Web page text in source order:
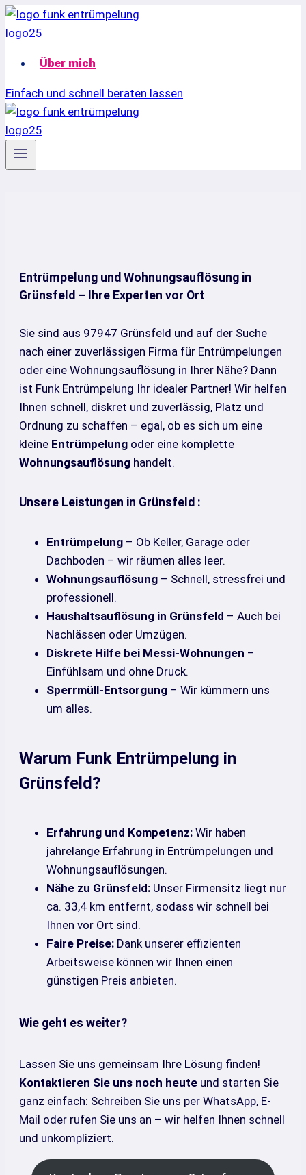
Zum
Inhalt
Über mich
Einfach und schnell beraten lassen
Entrümpelung und Wohnungsauflösung in
Grünsfeld – Ihre Experten vor Ort
Sie sind aus 97947 Grünsfeld und auf der Suche
nach einer zuverlässigen Firma für Entrümpelungen
oder eine Wohnungsauflösung in Ihrer Nähe? Dann
ist Funk Entrümpelung Ihr idealer Partner! Wir helfen
Ihnen schnell, diskret und zuverlässig, Platz und
Ordnung zu schaffen – egal, ob es sich um eine
kleine Entrümpelung oder eine komplette
Wohnungsauflösung handelt.
Unsere Leistungen in Grünsfeld :
Entrümpelung – Ob Keller, Garage oder
Dachboden – wir räumen alles leer.
Wohnungsauflösung – Schnell, stressfrei und
professionell.
Haushaltsauflösung in Grünsfeld – Auch bei
Nachlässen oder Umzügen.
Diskrete Hilfe bei Messi-Wohnungen –
Einfühlsam und ohne Druck.
Sperrmüll-Entsorgung – Wir kümmern uns
um alles.
Warum Funk Entrümpelung in
Grünsfeld?
Erfahrung und Kompetenz: Wir haben
jahrelange Erfahrung in Entrümpelungen und
Wohnungsauflösungen.
Nähe zu Grünsfeld: Unser Firmensitz liegt nur
ca. 33,4 km entfernt, sodass wir schnell bei
Ihnen vor Ort sind.
Faire Preise: Dank unserer effizienten
Arbeitsweise können wir Ihnen einen
günstigen Preis anbieten.
Wie geht es weiter?
Lassen Sie uns gemeinsam Ihre Lösung finden!
Kontaktieren Sie uns noch heute und starten Sie
ganz einfach: Schreiben Sie uns per WhatsApp, E-
Mail oder rufen Sie uns an – wir helfen Ihnen schnell
und unkompliziert.